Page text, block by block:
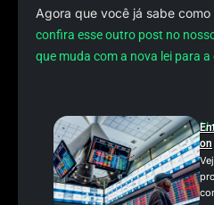
Agora que você já sabe
confira esse outro post no
que muda com a nova lei para
on